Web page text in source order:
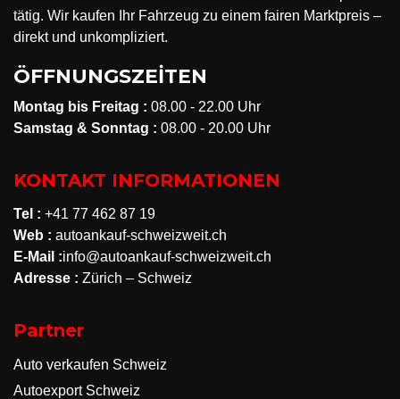
tätig. Wir kaufen Ihr Fahrzeug zu einem fairen Marktpreis –
direkt und unkompliziert.
ÖFFNUNGSZEİTEN
Montag bis Freitag : 08.00 - 22.00 Uhr
Samstag & Sonntag : 08.00 - 20.00 Uhr
KONTAKT INFORMATIONEN
Tel : +41 77 462 87 19
Web : autoankauf-schweizweit.ch
E-Mail :info@autoankauf-schweizweit.ch
Adresse : Zürich – Schweiz
Partner
Auto verkaufen Schweiz
Autoexport Schweiz